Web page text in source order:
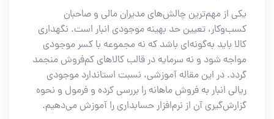
یکی از مهم‌ترین چالش‌های مدیران مالی و صاحبان
کسب‌وکار، تعیین حد بهینه موجودی انبار است. نگهداری
کالا باید به‌گونه‌ای باشد که نه مجموعه با کسر موجودی
مواجه شود و نه سرمایه در قالب کالاهای کم‌فروش منجمد
گردد. در این مقاله آموزشی، نسبت استاندارد موجودی
ریالی انبار به فروش ماهانه را بررسی کرده و فرمول و نحوه
گزارش‌گیری آن از نرم‌افزار حسابداری را آموزش می‌دهیم.